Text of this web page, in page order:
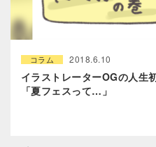
コラム 2018.6.10
イラストレーターOGの人生
「夏フェスって…」